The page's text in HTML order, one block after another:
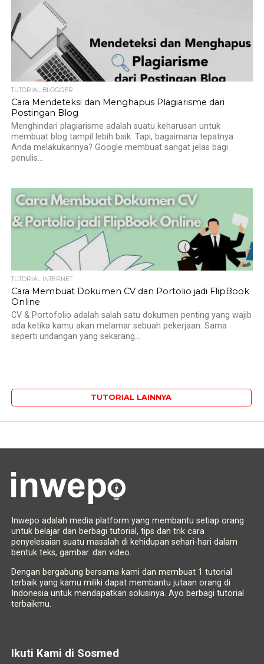
TUTORIAL BLOGGER
Cara Mendeteksi dan Menghapus Plagiarisme dari
Postingan Blog
Menghindari plagiarisme adalah suatu keharusan untuk
membuat blog tampil lebih baik. Tapi, bagaimana tepatnya
Anda melakukannya? Google membuat sangat jelas bagi
penulis...
TUTORIAL INTERNET
Cara Membuat Dokumen CV dan Portolio jadi FlipBook
Online
CV & Portofolio adalah salah satu dokumen penting yang wajib
ada ketika kamu akan melamar sebuah pekerjaan. Sama
seperti undangan yang sekarang...
TUTORIAL LAINNYA
Inwepo adalah media platform yang membantu setiap orang
untuk belajar dan berbagi tutorial, tips dan trik cara
penyelesaian suatu masalah di kehidupan sehari-hari dalam
bentuk teks, gambar. dan video.
Dengan bergabung bersama kami dan membuat 1 tutorial
terbaik yang kamu miliki dapat membantu jutaan orang di
Indonesia untuk mendapatkan solusinya. Ayo berbagi tutorial
terbaikmu.
Ikuti Kami di Sosmed